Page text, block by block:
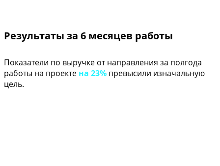
Результаты за 6 месяцев работы
Показатели по выручке от направления за полгода
работы на проекте на 23% превысили изначальную
цель.